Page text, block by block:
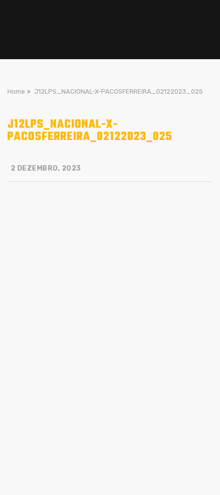
Home > J12LPS_NACIONAL-X-PACOSFERREIRA_02122023_025
J12LPS_NACIONAL-X-
PACOSFERREIRA_02122023_025
2 DEZEMBRO, 2023